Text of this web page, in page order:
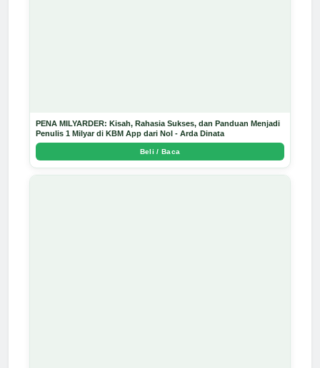
PENA MILYARDER: Kisah, Rahasia Sukses, dan Panduan Menjadi
Penulis 1 Milyar di KBM App dari Nol - Arda Dinata
Beli / Baca